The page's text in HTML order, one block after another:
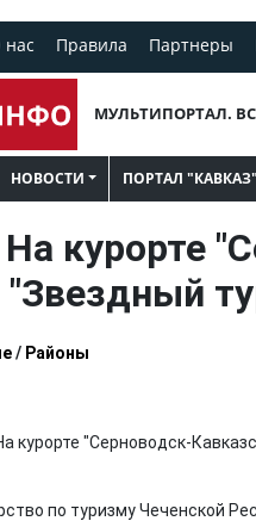
Правила Партнеры
МУЛЬТИПОРТАЛ.
НОВОСТИ ПОРТАЛ "КАВКАЗ"
курорте
/ Районы
по туризму Чеченской